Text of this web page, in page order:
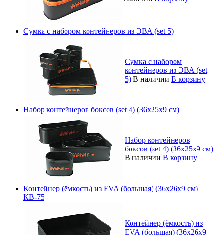
Сумка с набором контейнеров из ЭВА (set 5)
Сумка с набором
контейнеров из ЭВА (set
5) В наличии В корзину
Набор контейнеров боксов (set 4) (36х25х9 см)
Набор контейнеров
боксов (set 4) (36х25х9 см)
В наличии В корзину
Контейнер (ёмкость) из EVA (большая) (36х26х9 см)
КВ-75
Контейнер (ёмкость) из
EVA (большая) (36х26х9